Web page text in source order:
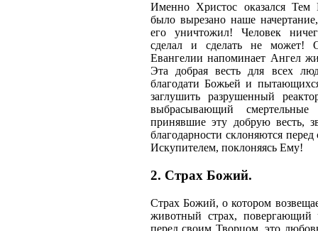
Именно Христос оказался
было вырезано наше
его уничтожил! Человек
сделал и сделать не может!
Евангелии напоминает Ангел
Эта добрая весть для всех
благодати Божьей и
заглушить разрушенный
выбрасывающий
принявшие эту добрую весть,
благодарности склоняются
Искупителем, поклоняясь Ему!
2. Страх Божий.
Страх Божий, о котором
животный страх, повергающий
перед своим Творцом, это